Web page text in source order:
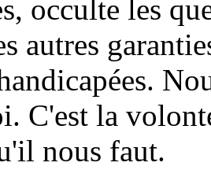
occulte les
autres
C'est la
nous faut.